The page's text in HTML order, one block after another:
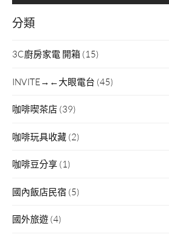
分類
3C廚房家電 開箱 (15)
INVITE→←大眼電台 (45)
咖啡喫茶店 (39)
咖啡玩具收藏 (2)
咖啡豆分享 (1)
國內飯店民宿 (5)
國外旅遊 (4)